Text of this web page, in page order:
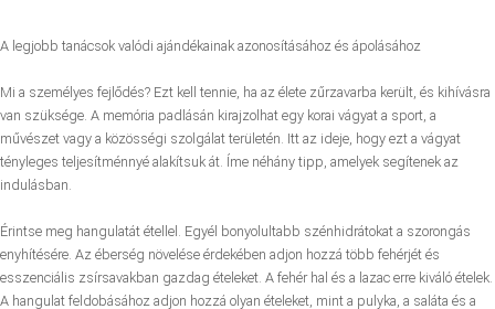
A legjobb tanácsok valódi ajándékainak azonosításához és ápolásához
Mi a személyes fejlődés? Ezt kell tennie, ha az élete zűrzavarba került, és kihívásra
van szüksége. A memória padlásán kirajzolhat egy korai vágyat a sport, a
művészet vagy a közösségi szolgálat területén. Itt az ideje, hogy ezt a vágyat
tényleges teljesítménnyé alakítsuk át. Íme néhány tipp, amelyek segítenek az
indulásban.
Érintse meg hangulatát étellel. Egyél bonyolultabb szénhidrátokat a szorongás
enyhítésére. Az éberség növelése érdekében adjon hozzá több fehérjét és
esszenciális zsírsavakban gazdag ételeket. A fehér hal és a lazac erre kiváló ételek.
A hangulat feldobásához adjon hozzá olyan ételeket, mint a pulyka, a saláta és a